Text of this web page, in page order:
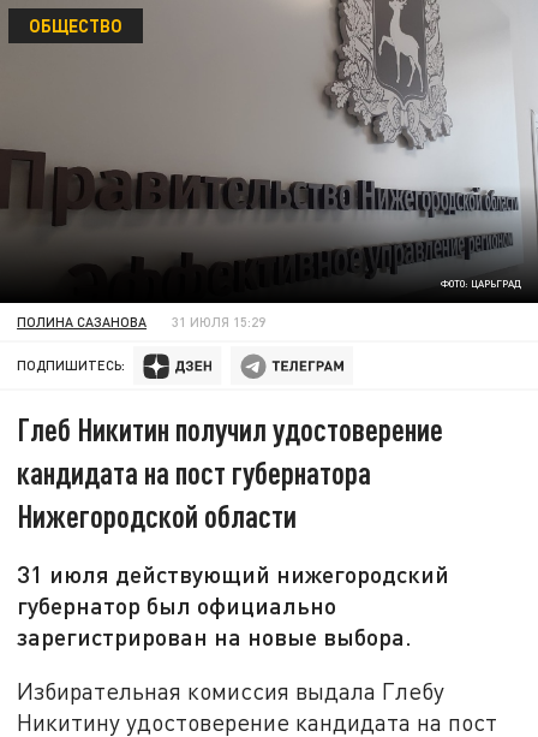
ФОТО: ЦАРЬГРАД
ОБЩЕСТВО
ПОЛИНА САЗАНОВА 31 ИЮЛЯ 15:29
ПОДПИШИТЕСЬ:
Глеб Никитин получил удостоверение
кандидата на пост губернатора
Нижегородской области
31 июля действующий нижегородский
губернатор был официально
зарегистрирован на новые выбора.
Избирательная комиссия выдала Глебу
Никитину удостоверение кандидата на пост